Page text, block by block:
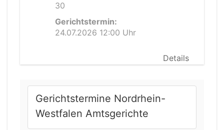
30
Gerichtstermin:
24.07.2026 12:00 Uhr
Details
Gerichtstermine Nordrhein-
Westfalen Amtsgerichte